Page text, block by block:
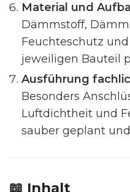
Material und
Dämmstoff,
Feuchteschutz
jeweiligen Bauteil
Ausführung
Besonders
Luftdichtheit und
sauber geplant
📖 Inhalt